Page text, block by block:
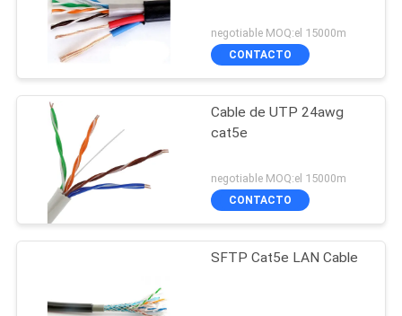
negotiable MOQ:el 15000m
CONTACTO
Cable de UTP 24awg
cat5e
negotiable MOQ:el 15000m
CONTACTO
SFTP Cat5e LAN Cable